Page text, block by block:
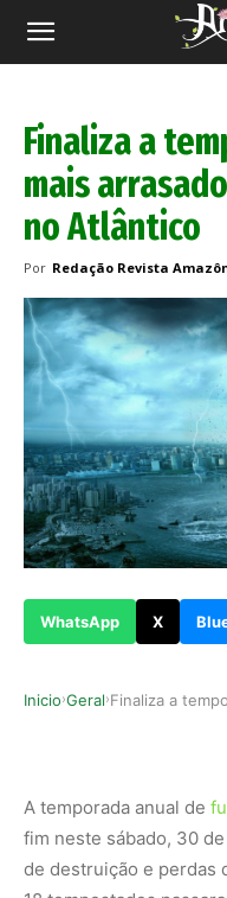
Revista
Finaliza a
mais
no Atlântico
Por Redação Revista
WhatsApp X
Inicio›Geral›
A temporada anual de
fim neste sábado, 30
de destruição e perdas